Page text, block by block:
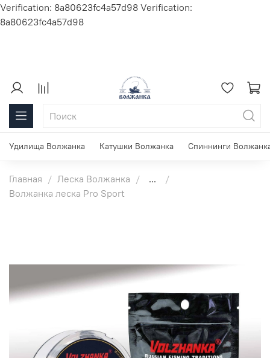
Verification: 8a80623fc4a57d98 Verification:
8a80623fc4a57d98
Удилища Волжанка Катушки Волжанка Спиннинги
Главная Леска Волжанка
...
Волжанка леска Pro Sport